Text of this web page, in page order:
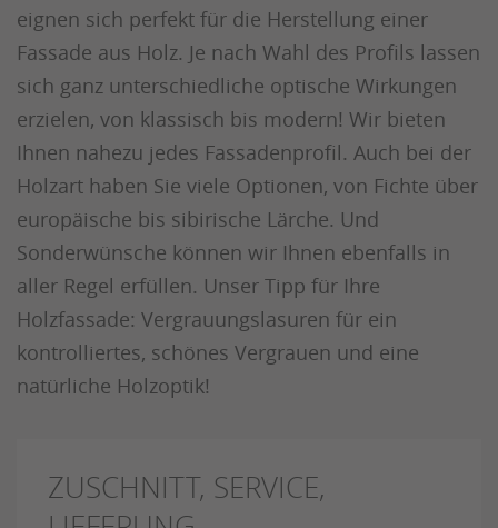
eignen sich perfekt für die Herstellung einer
Fassade aus Holz. Je nach Wahl des Profils lassen
sich ganz unterschiedliche optische Wirkungen
erzielen, von klassisch bis modern! Wir bieten
Ihnen nahezu jedes Fassadenprofil. Auch bei der
Holzart haben Sie viele Optionen, von Fichte über
europäische bis sibirische Lärche. Und
Sonderwünsche können wir Ihnen ebenfalls in
aller Regel erfüllen. Unser Tipp für Ihre
Holzfassade: Vergrauungslasuren für ein
kontrolliertes, schönes Vergrauen und eine
natürliche Holzoptik!
ZUSCHNITT, SERVICE,